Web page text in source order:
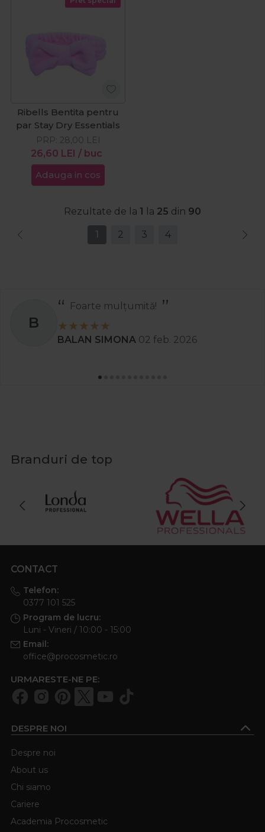
Ribells Bentita pentru
par Stay Dry Essentials
26,60 LEI / buc
PRP: 28,00 LEI
Adauga in cos
Rezultate de la 1 la 25 din 90
1 2 3 4
S
Recomand
Stanciu Aura Andreea 02 apr. 2025
Branduri de top
CONTACT
Telefon:
0377 101 525
Program de lucru:
Luni - Vineri / 10:00 - 15:00
Email:
office@procosmetic.ro
URMARESTE-NE PE:
DESPRE NOI
Despre noi
About us
Chi siamo
Cariere
Academia Procosmetic